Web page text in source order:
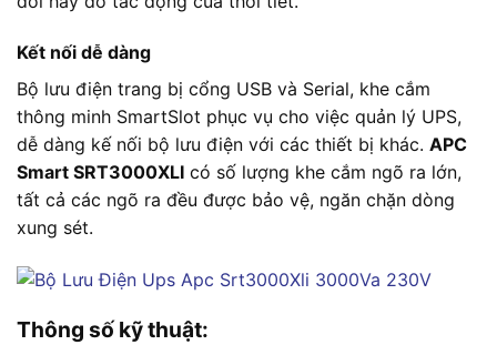
Kết nối dễ dàng
Bộ lưu điện trang bị cổng USB và Serial, khe cắm
thông minh SmartSlot phục vụ cho việc quản lý UPS,
dễ dàng kế nối bộ lưu điện với các thiết bị khác. APC
Smart SRT3000XLI có số lượng khe cắm ngõ ra lớn,
tất cả các ngõ ra đều được bảo vệ, ngăn chặn dòng
xung sét.
Thông số kỹ thuật: